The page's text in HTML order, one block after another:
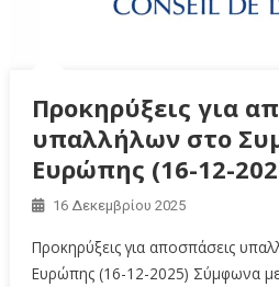
Προκηρύξεις για
υπαλλήλων στο
Ευρώπης (16-12-
16 Δεκεμβρίου 2025
Προκηρύξεις για αποσπάσεις
Ευρώπης (16-12-2025) Σύμφωνα